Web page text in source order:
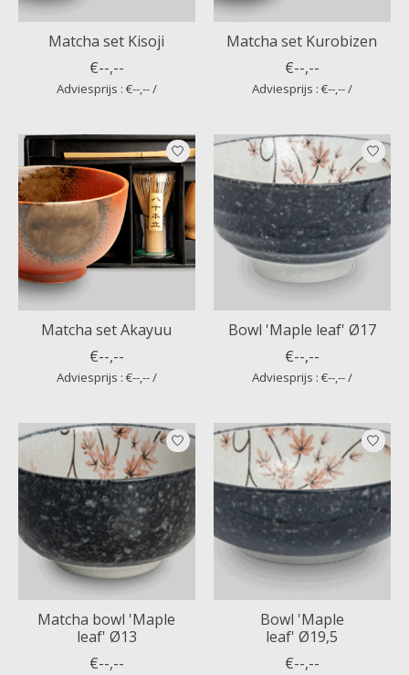
Matcha set Kisoji
€--,--
Adviesprijs : €--,-- /
Matcha set Kurobizen
€--,--
Adviesprijs : €--,-- /
Matcha set Akayuu
€--,--
Adviesprijs : €--,-- /
Bowl 'Maple leaf' Ø17
€--,--
Adviesprijs : €--,-- /
Matcha bowl 'Maple
leaf' Ø13
€--,--
Bowl 'Maple
leaf' Ø19,5
€--,--